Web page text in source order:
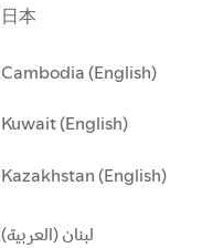
日本
Cambodia (English)
Kuwait (English)
Kazakhstan (English)
لبنان (العربية)